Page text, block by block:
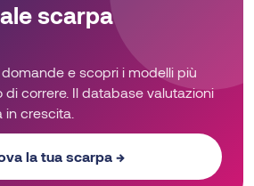
scarpa
e scopri i modelli più
correre. Il database valutazioni
crescita.
la tua scarpa →